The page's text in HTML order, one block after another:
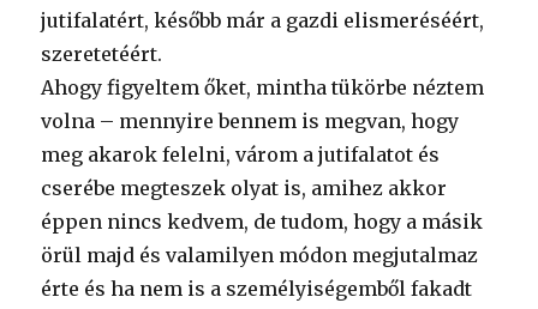
jutifalatért, később már a gazdi elismeréséért,
szeretetéért.
Ahogy figyeltem őket, mintha tükörbe néztem
volna – mennyire bennem is megvan, hogy
meg akarok felelni, várom a jutifalatot és
cserébe megteszek olyat is, amihez akkor
éppen nincs kedvem, de tudom, hogy a másik
örül majd és valamilyen módon megjutalmaz
érte és ha nem is a személyiségemből fakadt